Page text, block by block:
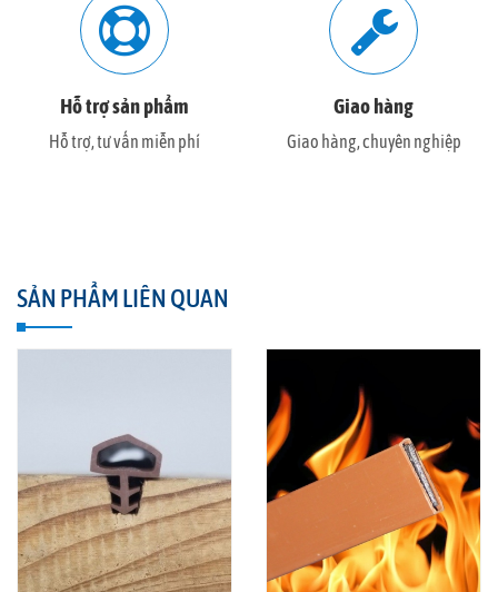
Hỗ trợ sản phẩm
Hỗ trợ, tư vấn miễn phí
Giao hàng
Giao hàng, chuyên nghiệp
SẢN PHẨM LIÊN QUAN